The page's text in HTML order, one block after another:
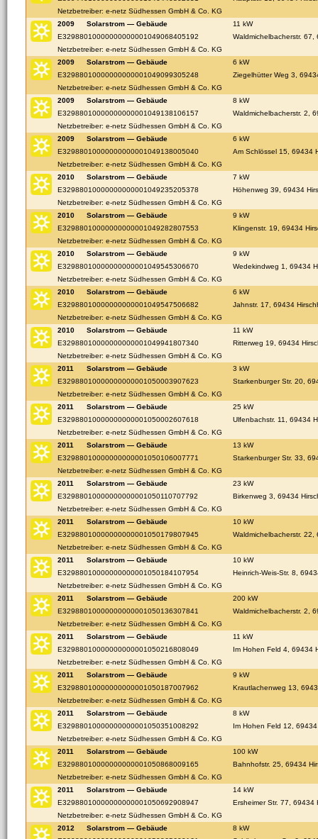
Netzbetreiber: e-netz Südhessen GmbH & Co. KG
2009
Solarstrom — Gebäude
11 kW
E32988010000000000001049068405192
Waldmichelbacherstr. 67,
Netzbetreiber: e-netz Südhessen GmbH & Co. KG
2009
Solarstrom — Gebäude
6 kW
E32988010000000000001049099305248
Ziegelhütter Weg 3,
Netzbetreiber: e-netz Südhessen GmbH & Co. KG
2009
Solarstrom — Gebäude
8 kW
E32988010000000000001049138106157
Waldmichelbacherstr. 2,
Netzbetreiber: e-netz Südhessen GmbH & Co. KG
2009
Solarstrom — Gebäude
6 kW
E32988010000000000001049138005040
Am Schlössel 15, 69434
Netzbetreiber: e-netz Südhessen GmbH & Co. KG
2010
Solarstrom — Gebäude
7 kW
E32988010000000000001049235205378
Höhenweg 39, 69434
Netzbetreiber: e-netz Südhessen GmbH & Co. KG
2010
Solarstrom — Gebäude
9 kW
E32988010000000000001049282807553
Klingenstr. 19, 69434
Netzbetreiber: e-netz Südhessen GmbH & Co. KG
2010
Solarstrom — Gebäude
9 kW
E32988010000000000001049545306670
Wedekindweg 1, 69434
Netzbetreiber: e-netz Südhessen GmbH & Co. KG
2010
Solarstrom — Gebäude
6 kW
E32988010000000000001049547506682
Jahnstr. 17, 69434
Netzbetreiber: e-netz Südhessen GmbH & Co. KG
2010
Solarstrom — Gebäude
11 kW
E32988010000000000001049941807340
Ritterweg 19, 69434
Netzbetreiber: e-netz Südhessen GmbH & Co. KG
2011
Solarstrom — Gebäude
3 kW
E32988010000000000001050003907623
Starkenburger Str. 20,
Netzbetreiber: e-netz Südhessen GmbH & Co. KG
2011
Solarstrom — Gebäude
25 kW
E32988010000000000001050002607618
Ulfenbachstr. 11, 69434
Netzbetreiber: e-netz Südhessen GmbH & Co. KG
2011
Solarstrom — Gebäude
13 kW
E32988010000000000001050106007771
Starkenburger Str. 33,
Netzbetreiber: e-netz Südhessen GmbH & Co. KG
2011
Solarstrom — Gebäude
23 kW
E32988010000000000001050110707792
Birkenweg 3, 69434
Netzbetreiber: e-netz Südhessen GmbH & Co. KG
2011
Solarstrom — Gebäude
10 kW
E32988010000000000001050179807945
Waldmichelbacherstr. 22,
Netzbetreiber: e-netz Südhessen GmbH & Co. KG
2011
Solarstrom — Gebäude
10 kW
E32988010000000000001050184107954
Heinrich-Weis-Str. 8,
Netzbetreiber: e-netz Südhessen GmbH & Co. KG
2011
Solarstrom — Gebäude
200 kW
E32988010000000000001050136307841
Waldmichelbacherstr. 2,
Netzbetreiber: e-netz Südhessen GmbH & Co. KG
2011
Solarstrom — Gebäude
11 kW
E32988010000000000001050216808049
Im Hohen Feld 4, 69434
Netzbetreiber: e-netz Südhessen GmbH & Co. KG
2011
Solarstrom — Gebäude
9 kW
E32988010000000000001050187007962
Krautlachenweg 13,
Netzbetreiber: e-netz Südhessen GmbH & Co. KG
2011
Solarstrom — Gebäude
8 kW
E32988010000000000001050351008292
Im Hohen Feld 12,
Netzbetreiber: e-netz Südhessen GmbH & Co. KG
2011
Solarstrom — Gebäude
100 kW
E32988010000000000001050868009165
Bahnhofstr. 25, 69434
Netzbetreiber: e-netz Südhessen GmbH & Co. KG
2011
Solarstrom — Gebäude
14 kW
E32988010000000000001050692908947
Ersheimer Str. 77, 69434
Netzbetreiber: e-netz Südhessen GmbH & Co. KG
2012
Solarstrom — Gebäude
8 kW